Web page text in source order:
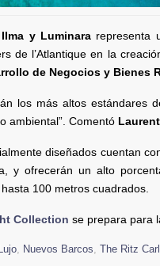
Ilma y Luminara representa
de l’Atlantique en la
de Negocios y Bienes
los más altos estándares
ambiental”. Comentó
diseñados cuentan
y ofrecerán un alto
100 metros cuadrados.
Collection se prepara para
Nuevos Barcos The Ritz